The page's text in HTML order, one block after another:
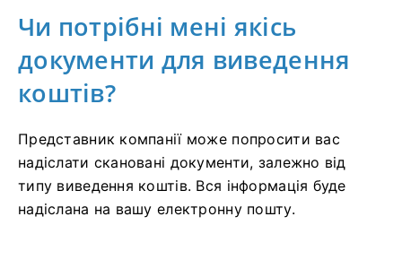
Чи потрібні мені якісь
документи для виведення
коштів?
Представник компанії може попросити вас
надіслати скановані документи, залежно від
типу виведення коштів. Вся інформація буде
надіслана на вашу електронну пошту.